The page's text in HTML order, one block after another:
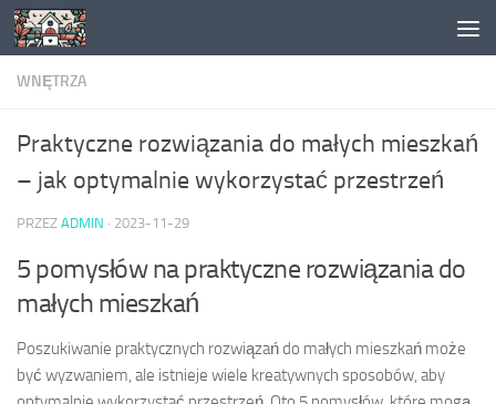
Skip to content
WNĘTRZA
Praktyczne rozwiązania do małych mieszkań
– jak optymalnie wykorzystać przestrzeń
PRZEZ ADMIN · 2023-11-29
5 pomysłów na praktyczne rozwiązania do
małych mieszkań
Poszukiwanie praktycznych rozwiązań do małych mieszkań może
być wyzwaniem, ale istnieje wiele kreatywnych sposobów, aby